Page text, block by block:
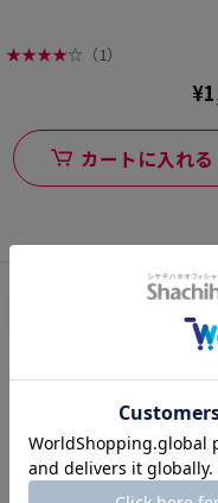
★★★★☆ （1）
カートに入れる